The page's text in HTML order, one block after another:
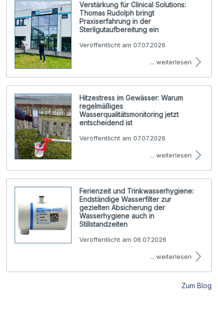
Verstärkung für Clinical Solutions:
Thomas Rudolph bringt
Praxiserfahrung in der
Sterilgutaufbereitung ein
Veröffentlicht am 07.07.2026
... weiterlesen
Hitzestress im Gewässer: Warum
regelmäßiges
Wasserqualitätsmonitoring jetzt
entscheidend ist
Veröffentlicht am 07.07.2026
... weiterlesen
Ferienzeit und Trinkwasserhygiene:
Endständige Wasserfilter zur
gezielten Absicherung der
Wasserhygiene auch in
Stillstandzeiten
Veröffentlicht am 06.07.2026
... weiterlesen
Zum Blog